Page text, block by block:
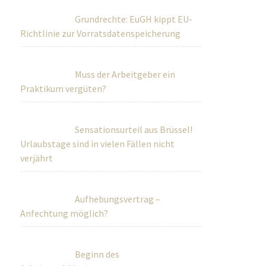
Grundrechte: EuGH kippt EU-
Richtlinie zur Vorratsdatenspeicherung
Muss der Arbeitgeber ein
Praktikum vergüten?
Sensationsurteil aus Brüssel!
Urlaubstage sind in vielen Fällen nicht
verjährt
Aufhebungsvertrag –
Anfechtung möglich?
Beginn des